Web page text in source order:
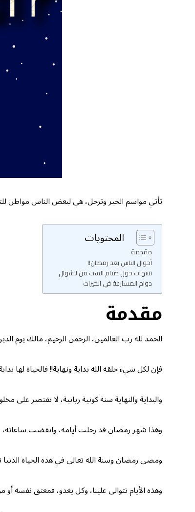
تأتي مواسم الخير وترحل، هي لبعض الناس مواطن
المحتويات
مقدمة
أحوال الناس بعد رمضان!!
تنبيهات حول صيام الست من الشوال
دوام المسارعة في الخيرات
مقدمة
الحمد لله رب العالمين، الرحمن الرحيم، مالك يوم
فإن لكل شيء خلقه الله بداية ونهاية!! فالحياة لها
والبداية والنهاية سنة كونية ربانية، لا تقتصر على
وهذا شهر رمضان قد رحلت أيامه، وانقضت ساعاته،
ومضى رمضان وسنة الله تعالى في هذه الحياة الدنيا
وهذه الأيام تتوالى علينا، وكل يغدو، فمعتق نفسه أو